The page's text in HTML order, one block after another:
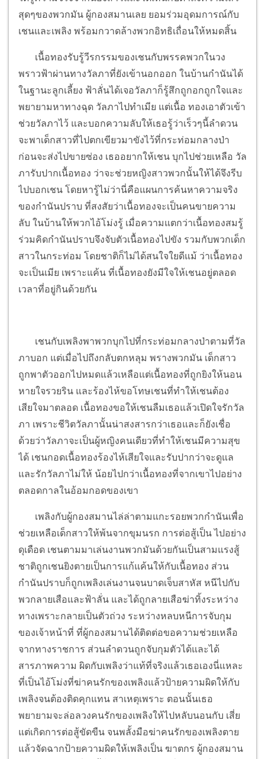
สุดๆของพวกมัน ผู้กองสมานเลย ยอมร่วมอุดมการณ์กับ
เชนและเพลิง พร้อมกวาดล้างพวกอิทธิเถื่อนให้หมดสิ้น
เนื้อทองรับรู้วีรกรรมของเชนกับพรรคพวกในวง
พราวฟ้าผ่านทางวัลภาที่ยังเข้านอกออก ในบ้านกำนันได้
ในฐานะลูกเลี้ยง ฟ้าลั่นได้เจอวัลภาก็รู้สึกถูกอกถูกใจและ
พยายามหาทางฉุด วัลภาไปทำเมีย แต่เนื้อ ทองเอาตัวเข้า
ช่วยวัลภาไว้ และบอกความลับให้เธอรู้ว่าเร็วๆนี้ลำดวน
จะพาเด็กสาวที่ไปตกเขียวมาขังไว้ที่กระท่อมกลางป่า
ก่อนจะส่งไปขายซ่อง เธออยากให้เชน บุกไปช่วยเหลือ วัล
ภารับปากเนื้อทอง ว่าจะช่วยหญิงสาวพวกนั้นให้ได้จึงรีบ
ไปบอกเชน โดยหารู้ไม่ว่านี่คือแผนการค้นหาความจริง
ของกำนันปราบ ที่สงสัยว่าเนื้อทองจะเป็นคนขายความ
ลับ ในบ้านให้พวกไอ้โม่งรู้ เมื่อความแตกว่าเนื้อทองสมรู้
ร่วมคิดกำนันปราบจึงจับตัวเนื้อทองไปขัง รวมกับพวกเด็ก
สาวในกระท่อม โดยชาติก็ไม่ได้สนใจใยดีแม้ ว่าเนื้อทอง
จะเป็นเมีย เพราะแค้น ที่เนื้อทองยังมีใจให้เชนอยู่ตลอด
เวลาที่อยู่กินด้วยกัน
เชนกับเพลิงพาพวกบุกไปที่กระท่อมกลางป่าตามที่วัล
ภาบอก แต่เมื่อไปถึงกลับตกหลุม พรางพวกมัน เด็กสาว
ถูกพาตัวออกไปหมดแล้วเหลือแต่เนื้อทองที่ถูกยิงให้นอน
หายใจรวยริน และร้องไห้ขอโทษเชนที่ทำให้เชนต้อง
เสียใจมาตลอด เนื้อทองขอให้เชนลืมเธอแล้วเปิดใจรักวัล
ภา เพราะชีวิตวัลภานั้นน่าสงสารกว่าเธอและก็ยังเชื่อ
ด้วยว่าวัลภาจะเป็นผู้หญิงคนเดียวที่ทำให้เชนมีความสุข
ได้ เชนกอดเนื้อทองร้องไห้เสียใจและรับปากว่าจะดูแล
และรักวัลภาไม่ให้ น้อยไปกว่าเนื้อทองที่จากเขาไปอย่าง
ตลอดกาลในอ้อมกอดของเขา
เพลิงกับผู้กองสมานไล่ล่าตามแกะรอยพวกกำนันเพื่อ
ช่วยเหลือเด็กสาวให้พ้นจากขุมนรก การต่อสู้เป็น ไปอย่าง
ดุเดือด เชนตามมาเล่นงานพวกมันด้วยกันเป็นสามแรงสู้
ชาติถูกเชนยิงตายเป็นการแก้แค้นให้กับเนื้อทอง ส่วน
กำนันปราบก็ถูกเพลิงเล่นงานจนบาดเจ็บสาหัส หนีไปกับ
พวกลายเสือและฟ้าลั่น และได้ถูกลายเสือฆ่าทิ้งระหว่าง
ทางเพราะกลายเป็นตัวถ่วง ระหว่างหลบหนีการจับกุม
ของเจ้าหน้าที่ ที่ผู้กองสมานได้ติดต่อขอความช่วยเหลือ
จากทางราชการ ส่วนลำดวนถูกจับกุมตัวได้และได้
สารภาพความ ผิดกับเพลิงว่าแท้ที่จริงแล้วเธอเองนี่แหละ
ที่เป็นไอ้โม่งที่ฆ่าคนรักของเพลิงแล้วป้ายความผิดให้กับ
เพลิงจนต้องติดคุกแทน สาเหตุเพราะ ตอนนั้นเธอ
พยายามจะล่อลวงคนรักของเพลิงให้ไปหลับนอนกับ เสี่ย
แต่เกิดการต่อสู้ขัดขืน จนพลั้งมือฆ่าคนรักของเพลิงตาย
แล้วจัดฉากป้ายความผิดให้เพลิงเป็น ฆาตกร ผู้กองสมาน